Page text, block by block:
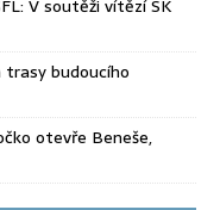
V soutěži vítězí SK
budoucího
otevře Beneše,